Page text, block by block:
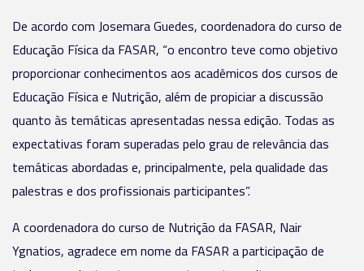
De acordo com Josemara Guedes, coordenadora do curso de
Educação Física da FASAR, “o encontro teve como objetivo
proporcionar conhecimentos aos acadêmicos dos cursos de
Educação Física e Nutrição, além de propiciar a discussão
quanto às temáticas apresentadas nessa edição. Todas as
expectativas foram superadas pelo grau de relevância das
temáticas abordadas e, principalmente, pela qualidade das
palestras e dos profissionais participantes”.
A coordenadora do curso de Nutrição da FASAR, Nair
Ygnatios, agradece em nome da FASAR a participação de